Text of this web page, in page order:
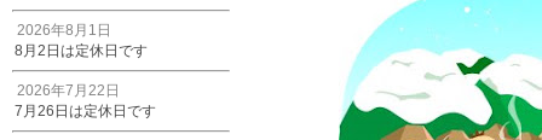
2026年8月1日
8月2日は定休日です
2026年7月22日
7月26日は定休日です